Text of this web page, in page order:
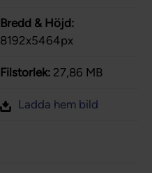
Bredd & Höjd:
8192x5464px
Filstorlek: 27,86 MB
Ladda hem bild